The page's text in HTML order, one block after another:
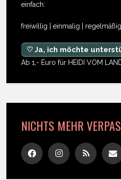
einfach:
freiwillig | einmalig | regelmäßig
♡ Ja, ich möchte
Ab 1,- Euro für HEIDI VOM
NICHTS MEHR